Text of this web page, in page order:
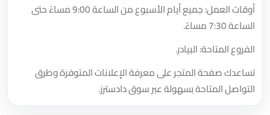
أوقات العمل: جميع أيام الأسبوع من الساعة 9:00 مساءً حتى
الساعة 7:30 مساءً.
الفروع المتاحة: البيادر.
تساعدك صفحة المتجر على معرفة الإعلانات المتوفرة وطرق
التواصل المتاحة بسهولة عبر سوق دادسترز.